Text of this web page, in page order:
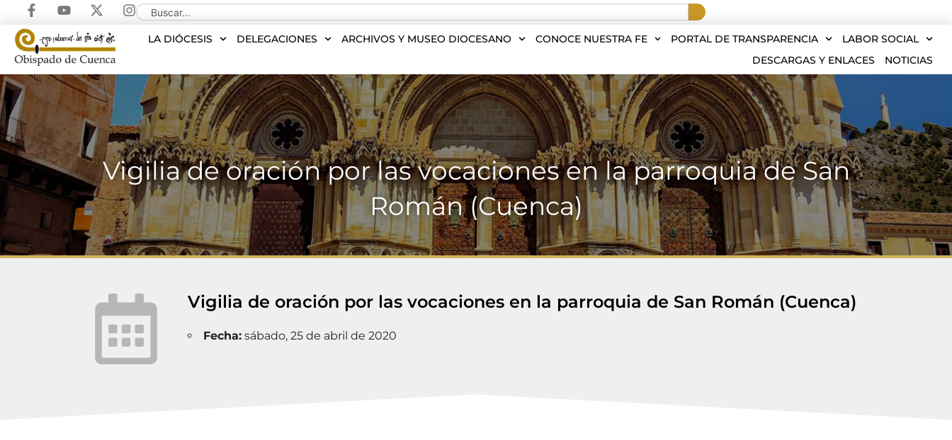
LA DIÓCESIS DELEGACIONES ARCHIVOS Y MUSEO DIOCESANO CONOCE NUESTRA FE PORTAL DE TRANSPARENCIA
LABOR SOCIAL
DESCARGAS Y ENLACES
NOTICIAS
Vigilia de oración por las vocaciones en la parroquia de San
Román (Cuenca)
Vigilia de oración por las vocaciones en la parroquia de San Román (Cuenca)
Fecha:sábado, 25 de abril de 2020